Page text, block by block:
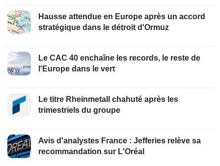
Hausse attendue en Europe après un accord
stratégique dans le détroit d'Ormuz
Le CAC 40 enchaîne les records, le reste de
l'Europe dans le vert
Le titre Rheinmetall chahuté après les
trimestriels du groupe
Avis d'analystes France : Jefferies relève sa
recommandation sur L'Oréal